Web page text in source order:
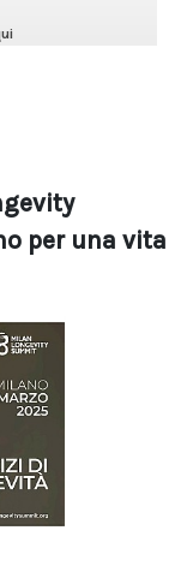
per una vita